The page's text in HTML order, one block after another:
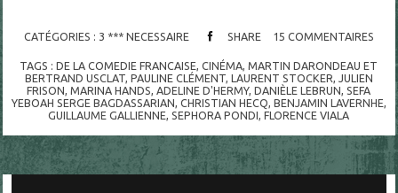
CATÉGORIES : 3 *** NECESSAIRE SHARE 15 COMMENTAIRES
TAGS :DE LA COMEDIE FRANCAISE,CINÉMA,MARTIN DARONDEAU ET
BERTRAND USCLAT, PAULINE CLÉMENT, LAURENT STOCKER, JULIEN
FRISON,MARINA HANDS,ADELINE D'HERMY,DANIÈLE LEBRUN,SEFA
YEBOAH SERGE BAGDASSARIAN, CHRISTIAN HECQ, BENJAMIN LAVERNHE,
GUILLAUME GALLIENNE,SEPHORA PONDI,FLORENCE VIALA